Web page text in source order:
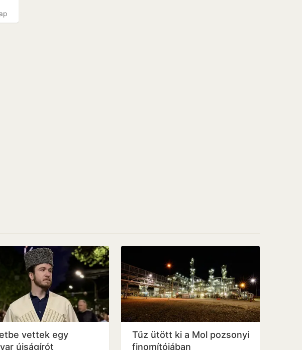
vettek egy
újságírót
Tűz ütött ki a Mol pozsonyi
finomítójában